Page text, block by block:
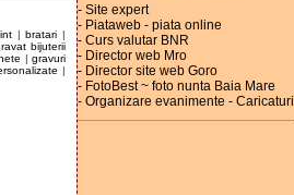
|bratari |
bijuterii
|gravuri
|
- Site expert
- Piataweb - piata online
- Curs valutar BNR
- Director web Mro
- Director site web Goro
- FotoBest ~ foto nunta Baia Mare
- Organizare evanimente - Caricaturi